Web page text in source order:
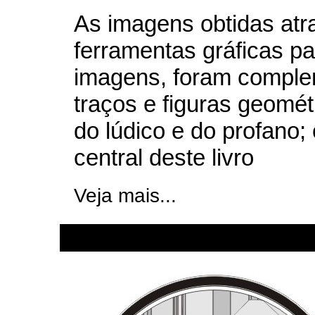
As imagens obtidas
ferramentas gráficas
imagens, foram
traços e figuras
do lúdico e do profano;
central deste livro
Veja mais...